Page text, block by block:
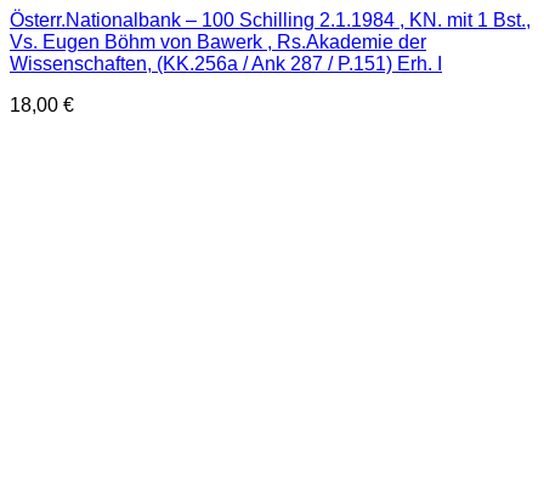
Österr.Nationalbank – 100 Schilling 2.1.1984 , KN. mit 1 Bst.,
Vs. Eugen Böhm von Bawerk , Rs.Akademie der
Wissenschaften, (KK.256a / Ank 287 / P.151) Erh. I
18,00 €